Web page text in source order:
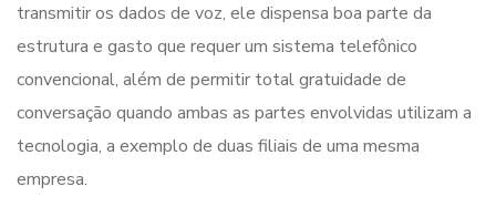
transmitir os dados de voz, ele dispensa boa parte da
estrutura e gasto que requer um sistema telefônico
convencional, além de permitir total gratuidade de
conversação quando ambas as partes envolvidas utilizam a
tecnologia, a exemplo de duas filiais de uma mesma
empresa.